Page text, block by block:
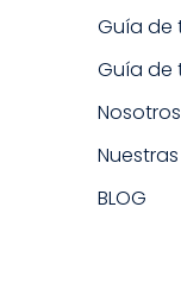
Guía de
Guía de
Nosotros
BLOG